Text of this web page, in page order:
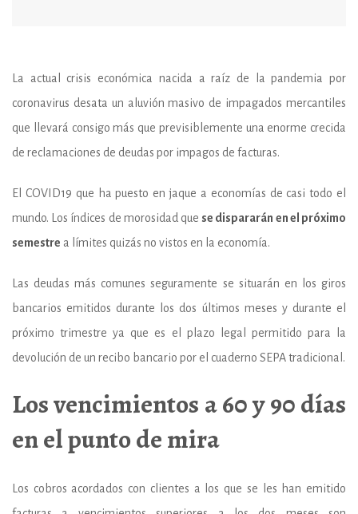
La actual crisis económica nacida a raíz de la pandemia por
coronavirus desata un aluvión masivo de impagados mercantiles
que llevará consigo más que previsiblemente una enorme crecida
de reclamaciones de deudas por impagos de facturas.
El COVID19 que ha puesto en jaque a economías de casi todo el
mundo. Los índices de morosidad que se dispararán en el próximo
semestre a límites quizás no vistos en la economía.
Las deudas más comunes seguramente se situarán en los giros
bancarios emitidos durante los dos últimos meses y durante el
próximo trimestre ya que es el plazo legal permitido para la
devolución de un recibo bancario por el cuaderno SEPA tradicional.
Los vencimientos a 60 y 90 días
en el punto de mira
Los cobros acordados con clientes a los que se les han emitido